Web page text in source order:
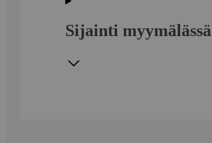
Sijainti myymälässä